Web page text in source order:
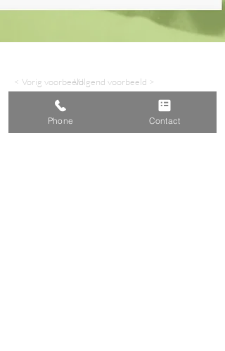
< Vorig voorbeeldVolgend voorbeeld >
Phone Contact